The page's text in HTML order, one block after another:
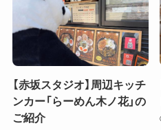
【赤坂スタジオ】周辺キッチ
ンカー「らーめん木ノ花」の
ご紹介